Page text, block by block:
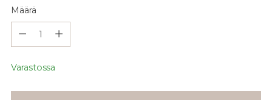
Määrä
Varastossa